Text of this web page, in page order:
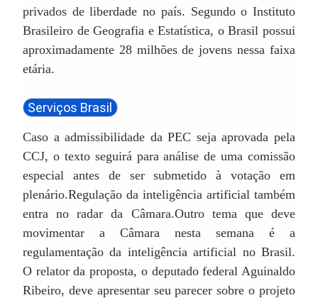
privados de liberdade no país. Segundo o Instituto
Brasileiro de Geografia e Estatística, o Brasil possui
aproximadamente 28 milhões de jovens nessa faixa
etária.
Serviços Brasil
Caso a admissibilidade da PEC seja aprovada pela
CCJ, o texto seguirá para análise de uma comissão
especial antes de ser submetido à votação em
plenário.Regulação da inteligência artificial também
entra no radar da Câmara.Outro tema que deve
movimentar a Câmara nesta semana é a
regulamentação da inteligência artificial no Brasil.
O relator da proposta, o deputado federal Aguinaldo
Ribeiro, deve apresentar seu parecer sobre o projeto